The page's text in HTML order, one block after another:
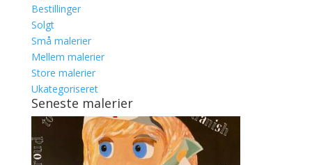
Bestillinger
Solgt
Små malerier
Mellem malerier
Store malerier
Ukategoriseret
Seneste malerier